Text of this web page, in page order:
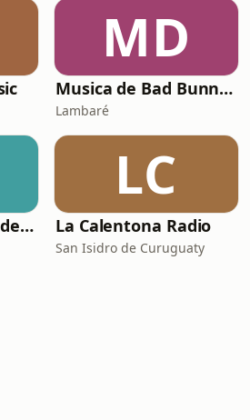
MD
Musica de Bad Bunny Radio
Lambaré
Reggaeton Exitos de Hoy
LC
La Calentona Radio
San Isidro de Curuguaty